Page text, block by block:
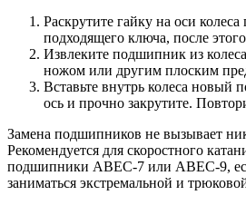
Раскрутите гайку на оси
подходящего ключа, после
Извлеките подшипник из
ножом или другим плоским
Вставьте внутрь колеса новый
ось и прочно закрутите.
Замена подшипников не вызывает
Рекомендуется для скоростного
подшипники ABEC-7 или ABEC-9,
заниматься экстремальной и